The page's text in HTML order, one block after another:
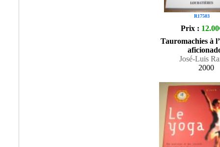
R17503
Prix :
Tauromachies à
José-Luis
2000